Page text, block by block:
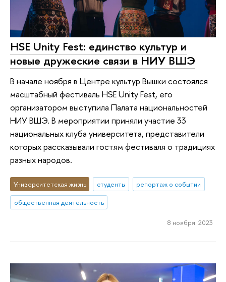
HSE Unity Fest: единство культур и
новые дружеские связи в НИУ ВШЭ
В начале ноября в Центре культур Вышки состоялся
масштабный фестиваль HSE Unity Fest, его
организатором выступила Палата национальностей
НИУ ВШЭ. В мероприятии приняли участие 33
национальных клуба университета, представители
которых рассказывали гостям фестиваля о традициях
разных народов.
Университетская жизнь студенты
репортаж о событии
общественная деятельность
8 ноября 2023